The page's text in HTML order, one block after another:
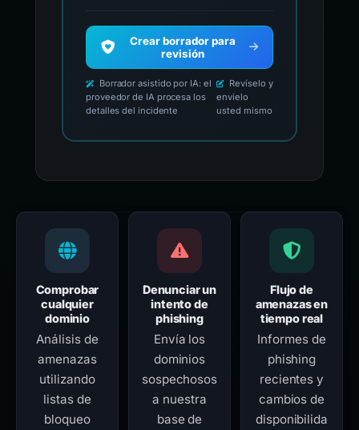
Crear borrador para
revisión
Borrador asistido por IA: el
proveedor de IA procesa los
detalles del incidente
Revíselo y
envíelo
usted mismo
Comprobar
cualquier
dominio
Análisis de
amenazas
utilizando
listas de
bloqueo
Denunciar un
intento de
phishing
Envía los
dominios
sospechosos
a nuestra
base de
Flujo de
amenazas en
tiempo real
Informes de
phishing
recientes y
cambios de
disponibilida